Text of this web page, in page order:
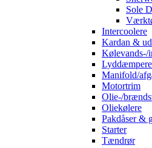
Sole
Intercoolere
Kardan &
Kølevands-/
Manifold/
Motortrim
Olie-/
Oliekølere
Pakdåser &
Starter
Tændrør